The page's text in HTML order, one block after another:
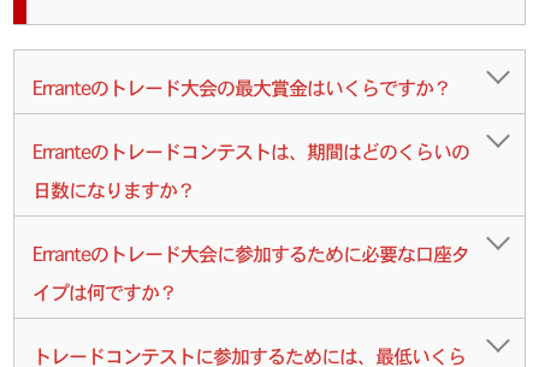
Erranteのトレード大会の最大賞金はいくらですか？
Erranteのトレードコンテストは、期間はどのくらいの
日数になりますか？
Erranteのトレード大会に参加するために必要な口座タ
イプは何ですか？
トレードコンテストに参加するためには、最低いくら